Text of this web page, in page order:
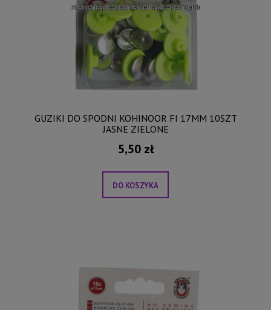
GUZIKI DO SPODNI KOHINOOR FI 17MM 10SZT
JASNE ZIELONE
5,50 zł
DO KOSZYKA